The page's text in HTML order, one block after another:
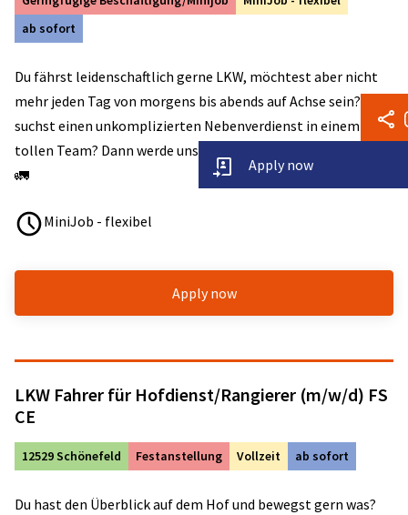
Apply now
ab sofort
Du fährst leidenschaftlich gerne LKW, möchtest aber nicht
mehr jeden Tag von morgens bis abends auf Achse sein? Du
suchst einen unkomplizierten Nebenverdienst in einem
tollen Team? Dann werde unser flexibler Vertretungsfahrer!
🚛
MiniJob - flexibel
Apply now
LKW Fahrer für Hofdienst/Rangierer (m/w/d) FS
CE
12529 Schönefeld Festanstellung Vollzeit ab sofort
Du hast den Überblick auf dem Hof und bewegst gern was?